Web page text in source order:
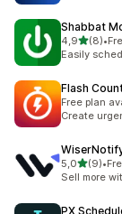
Shabbat
4,9/ 5(8)
8 •
Easily
Flash
Free plan
Create
5,0/ 5(9)
9 •
Sell more
PX